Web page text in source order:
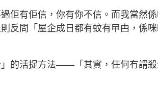
佢有佢信，你有你不信。而我當然
反問「屋企成日都有蚊有曱甴，係
的活捉方法——「其實，任何冇謂殺